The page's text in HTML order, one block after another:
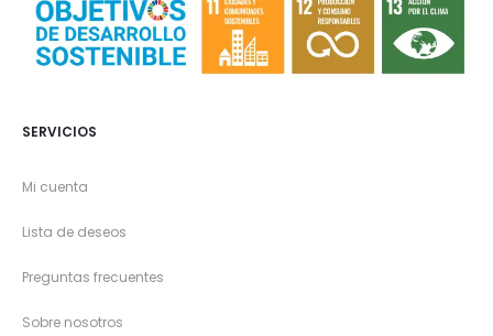
SERVICIOS
Mi cuenta
Lista de deseos
Preguntas frecuentes
Sobre nosotros